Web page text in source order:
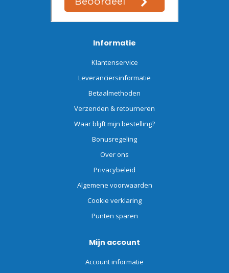
Informatie
Klantenservice
Leveranciersinformatie
Betaalmethoden
Verzenden & retourneren
Waar blijft mijn bestelling?
Bonusregeling
Over ons
Privacybeleid
Algemene voorwaarden
Cookie verklaring
Punten sparen
Mijn account
Account informatie